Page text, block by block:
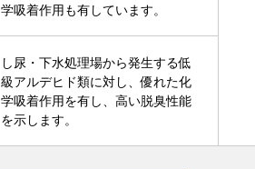
学吸着作用も有しています。
し尿・下水処理場から発生する低
級アルデヒド類に対し、優れた化
学吸着作用を有し、高い脱臭性能
を示します。